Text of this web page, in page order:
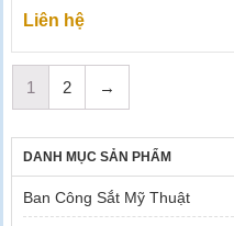
Liên hệ
1 2 →
DANH MỤC SẢN PHẨM
Ban Công Sắt Mỹ Thuật